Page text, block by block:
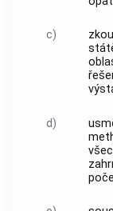
c)
d)